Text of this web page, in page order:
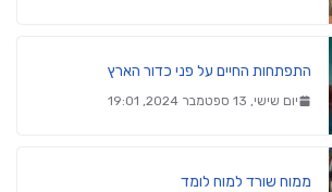
התפתחות החיים על פני כדור הארץ
יום שישי, 13 ספטמבר 2024, 19:01
ממוח שורד למוח לומד